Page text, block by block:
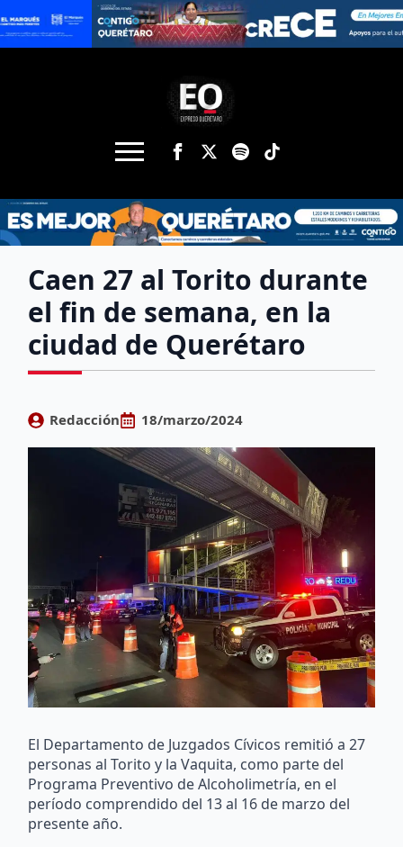
Caen 27 al Torito durante
el fin de semana, en la
ciudad de Querétaro
Redacción 18/marzo/2024
El Departamento de Juzgados Cívicos remitió a 27
personas al Torito y la Vaquita, como parte del
Programa Preventivo de Alcoholimetría, en el
período comprendido del 13 al 16 de marzo del
presente año.